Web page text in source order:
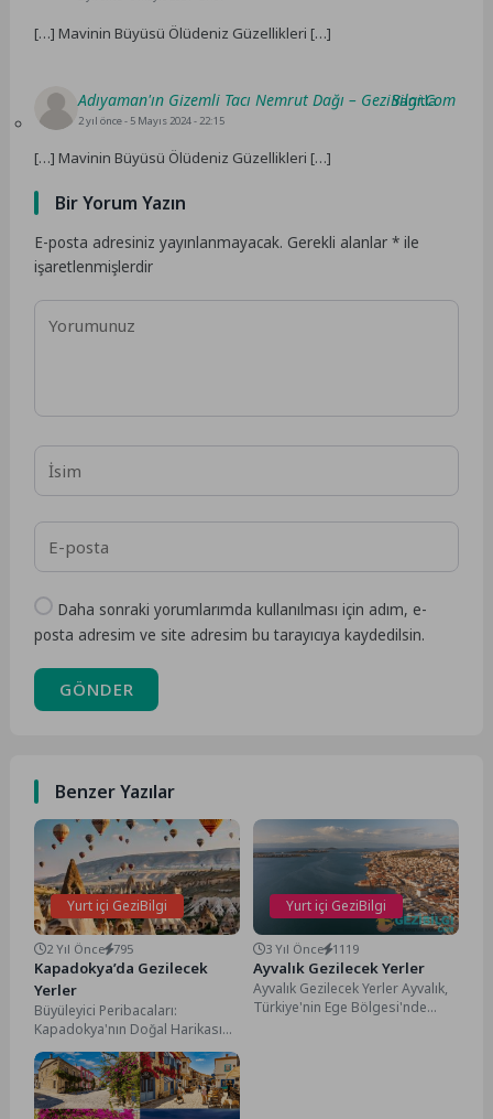
[…] Mavinin Büyüsü Ölüdeniz Güzellikleri […]
Adıyaman'ın Gizemli Tacı Nemrut Dağı – GeziBilgi.Com
2 yıl önce- 5 Mayıs 2024 - 22:15
[…] Mavinin Büyüsü Ölüdeniz Güzellikleri […]
Yanıtla
Bir Yorum Yazın
E-posta adresiniz yayınlanmayacak. Gerekli alanlar* ile
işaretlenmişlerdir
Daha sonraki yorumlarımda kullanılması için adım, e-
posta adresim ve site adresim bu tarayıcıya kaydedilsin.
GÖNDER
Benzer Yazılar
Yurt içi GeziBilgi
2 Yıl Önce 795
Kapadokya’da Gezilecek
Yerler
Büyüleyici Peribacaları:
Kapadokya'nın Doğal Harikası
Kapadokya'da Gezilecek Yerler
Kapadokya, dünyanın en
görkemli ve benzersiz doğal...
Yurt içi GeziBilgi
3 Yıl Önce 1119
Ayvalık Gezilecek Yerler
Ayvalık Gezilecek Yerler Ayvalık,
Türkiye'nin Ege Bölgesi'nde